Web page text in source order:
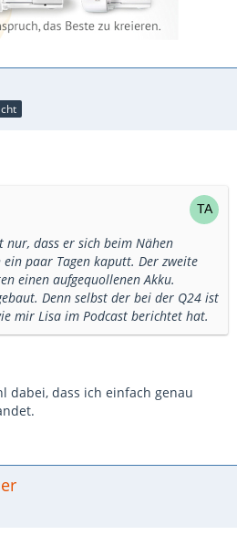
dass er sich beim Nähen
paar Tagen kaputt. Der zweite
einen aufgequollenen Akku.
Denn selbst der bei der Q24 ist
mir Lisa im Podcast berichtet hat.
dabei, dass ich einfach genau